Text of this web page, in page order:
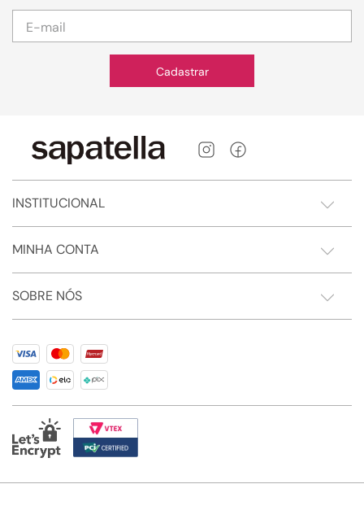
Cadastrar
INSTITUCIONAL
MINHA CONTA
SOBRE NÓS